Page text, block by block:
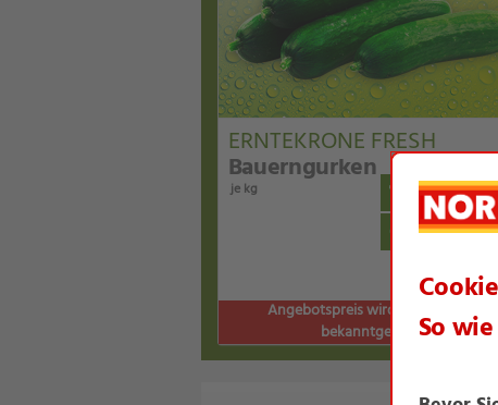
1 kg
das ist
ERNTEKRONE FRESH
Bauerngurken
je kg
Angebotspreis wird am 07.06.2026
bekanntgegeben.